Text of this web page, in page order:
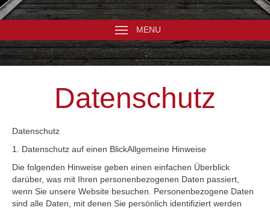
MENU
Datenschutz
Datenschutz
1. Datenschutz auf einen BlickAllgemeine Hinweise
Die folgenden Hinweise geben einen einfachen Überblick
darüber, was mit Ihren personenbezogenen Daten passiert,
wenn Sie unsere Website besuchen. Personenbezogene Daten
sind alle Daten, mit denen Sie persönlich identifiziert werden